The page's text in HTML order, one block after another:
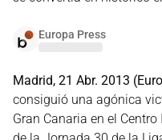
Europa Press
Madrid, 21 Abr. 2013
consiguió una agónica
Gran Canaria en el